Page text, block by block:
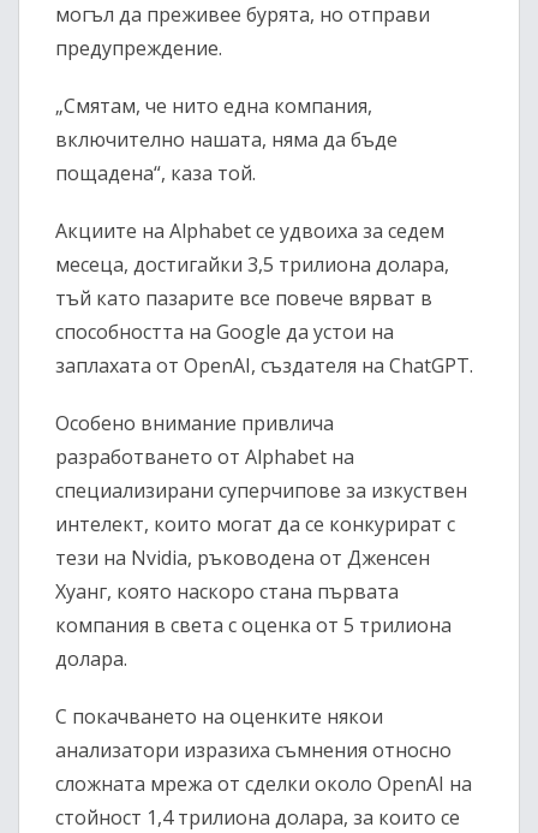
могъл да преживее бурята, но отправи
предупреждение.
„Смятам, че нито една компания,
включително нашата, няма да бъде
пощадена“, каза той.
Акциите на Alphabet се удвоиха за седем
месеца, достигайки 3,5 трилиона долара,
тъй като пазарите все повече вярват в
способността на Google да устои на
заплахата от OpenAI, създателя на ChatGPT.
Особено внимание привлича
разработването от Alphabet на
специализирани суперчипове за изкуствен
интелект, които могат да се конкурират с
тези на Nvidia, ръководена от Дженсен
Хуанг, която наскоро стана първата
компания в света с оценка от 5 трилиона
долара.
С покачването на оценките някои
анализатори изразиха съмнения относно
сложната мрежа от сделки около OpenAI на
стойност 1,4 трилиона долара, за които се